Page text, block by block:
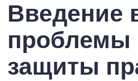
Введение
проблемы
защиты